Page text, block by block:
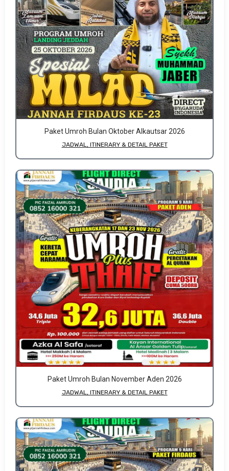
Paket Umroh Bulan Oktober Alkautsar 2026
JADWAL, ITINERARY & DETAIL PAKET
Paket Umroh Bulan November Aden 2026
JADWAL, ITINERARY & DETAIL PAKET